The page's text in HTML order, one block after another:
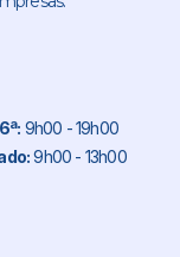
9h00 - 19h00
9h00 - 13h00